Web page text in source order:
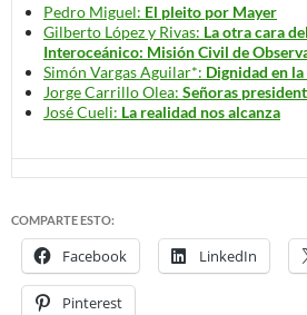
Pedro Miguel: El pleito por Mayer
Gilberto López y Rivas: La otra cara
Interoceánico: Misión Civil de
Simón Vargas Aguilar*: Dignidad en
Jorge Carrillo Olea: Señoras
José Cueli: La realidad nos alcanza
COMPARTE ESTO:
Facebook LinkedIn
Pinterest